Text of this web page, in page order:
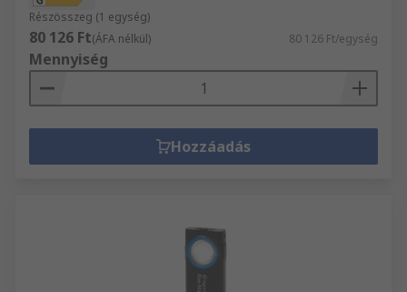
Részösszeg (1 egység)
80 126 Ft(ÁFA nélkül) 80 126 Ft/egység
Mennyiség
Hozzáadás